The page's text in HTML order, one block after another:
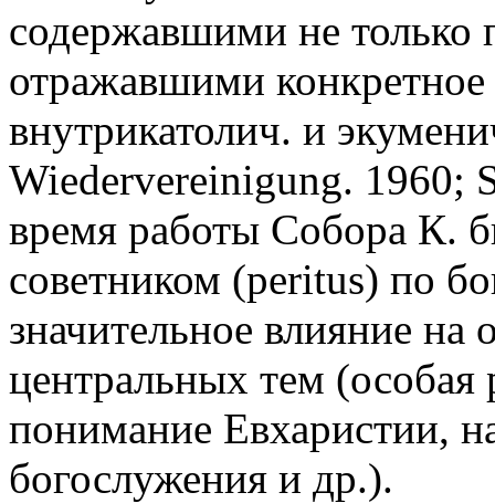
содержавшими не
отражавшими
внутрикатолич. и
Wiedervereinigung. 1960;
время работы Собора К.
советником (peritus) по
значительное влияние
центральных тем
понимание Евхаристии,
богослужения и др.).